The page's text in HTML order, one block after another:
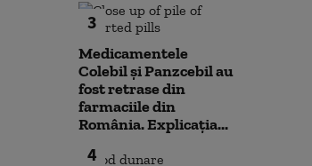
3
Medicamentele
Colebil și Panzcebil au
fost retrase din
farmaciile din
România. Explicația...
4